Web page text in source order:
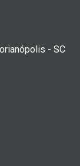
- SC